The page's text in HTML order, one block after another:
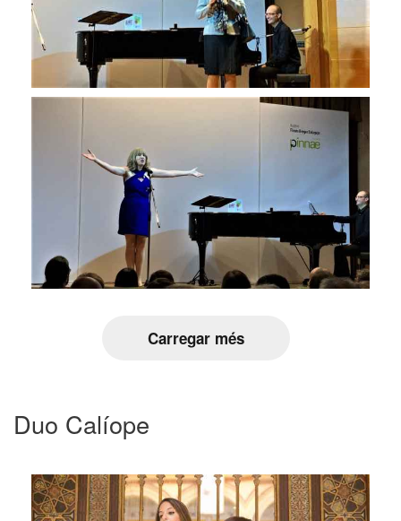
Carregar més
Duo Calíope